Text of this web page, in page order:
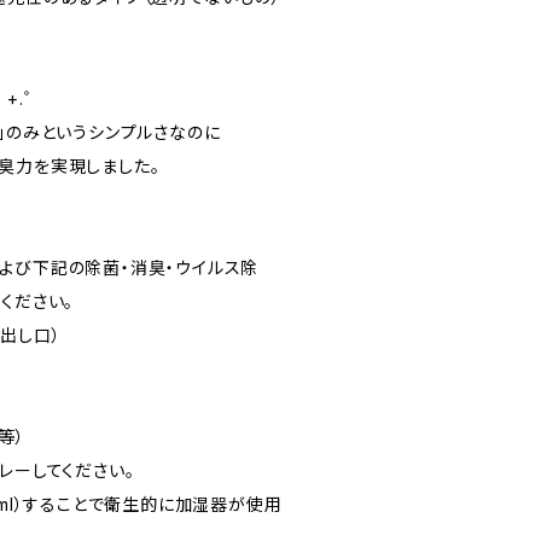
゜
のみというシンプルさなのに
力を実現しました。
下記の除菌・消臭・ウイルス除
ださい。
し口）
）
ーしてください。
）することで衛生的に加湿器が使用